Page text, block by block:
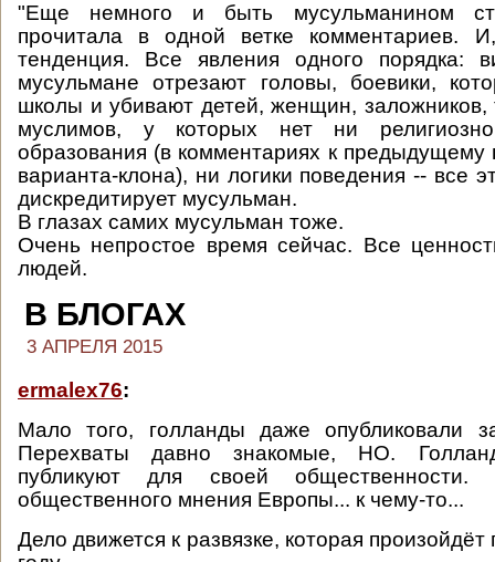
"Еще немного и быть мусульманином
прочитала в одной ветке комментариев.
тенденция. Все явления одного порядка:
мусульмане отрезают головы, боевики,
школы и убивают детей, женщин, заложников,
муслимов, у которых нет ни
образования (в комментариях к предыдущему
варианта-клона), ни логики поведения -- все
дискредитирует мусульман.
В глазах самих мусульман тоже.
Очень непростое время сейчас. Все
людей.
В БЛОГАХ
3 АПРЕЛЯ 2015
ermalex76:
Мало того, голланды даже опубликовали
Перехваты давно знакомые, НО.
публикуют для своей общественности.
общественного мнения Европы... к чему-то...
Дело движется к развязке, которая